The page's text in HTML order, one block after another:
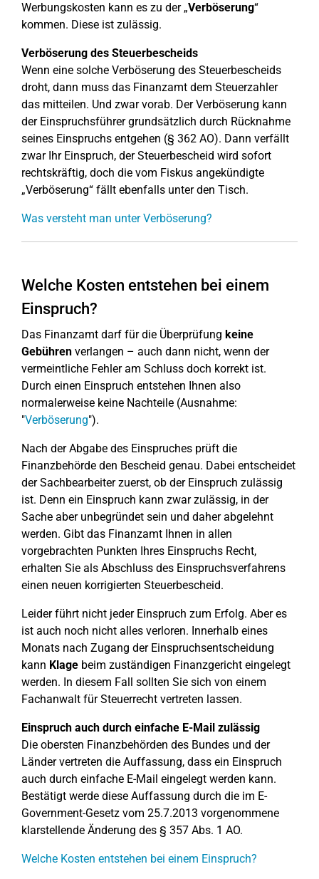
Werbungskosten kann es zu der „Verböserung“
kommen. Diese ist zulässig.
Verböserung des Steuerbescheids
Wenn eine solche Verböserung des Steuerbescheids
droht, dann muss das Finanzamt dem Steuerzahler
das mitteilen. Und zwar vorab. Der Verböserung kann
der Einspruchsführer grundsätzlich durch Rücknahme
seines Einspruchs entgehen (§ 362 AO). Dann verfällt
zwar Ihr Einspruch, der Steuerbescheid wird sofort
rechtskräftig, doch die vom Fiskus angekündigte
„Verböserung“ fällt ebenfalls unter den Tisch.
Was versteht man unter Verböserung?
Welche Kosten entstehen bei einem
Einspruch?
Das Finanzamt darf für die Überprüfung keine
Gebühren verlangen – auch dann nicht, wenn der
vermeintliche Fehler am Schluss doch korrekt ist.
Durch einen Einspruch entstehen Ihnen also
normalerweise keine Nachteile (Ausnahme:
"Verböserung").
Nach der Abgabe des Einspruches prüft die
Finanzbehörde den Bescheid genau. Dabei entscheidet
der Sachbearbeiter zuerst, ob der Einspruch zulässig
ist. Denn ein Einspruch kann zwar zulässig, in der
Sache aber unbegründet sein und daher abgelehnt
werden. Gibt das Finanzamt Ihnen in allen
vorgebrachten Punkten Ihres Einspruchs Recht,
erhalten Sie als Abschluss des Einspruchsverfahrens
einen neuen korrigierten Steuerbescheid.
Leider führt nicht jeder Einspruch zum Erfolg. Aber es
ist auch noch nicht alles verloren. Innerhalb eines
Monats nach Zugang der Einspruchsentscheidung
kann Klage beim zuständigen Finanzgericht eingelegt
werden. In diesem Fall sollten Sie sich von einem
Fachanwalt für Steuerrecht vertreten lassen.
Einspruch auch durch einfache E-Mail zulässig
Die obersten Finanzbehörden des Bundes und der
Länder vertreten die Auffassung, dass ein Einspruch
auch durch einfache E-Mail eingelegt werden kann.
Bestätigt werde diese Auffassung durch die im E-
Government-Gesetz vom 25.7.2013 vorgenommene
klarstellende Änderung des § 357 Abs. 1 AO.
Welche Kosten entstehen bei einem Einspruch?